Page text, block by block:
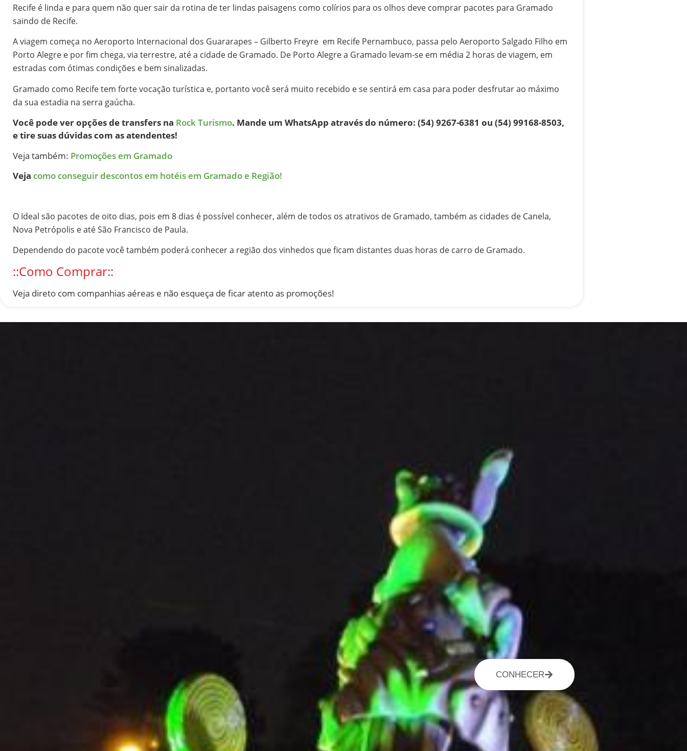
Recife é linda e para quem não quer sair da rotina de ter lindas paisagens como colírios para os olhos deve comprar pacotes para Gramado
saindo de Recife.
A viagem começa no Aeroporto Internacional dos Guararapes – Gilberto Freyre em Recife Pernambuco, passa pelo Aeroporto Salgado Filho em
Porto Alegre e por fim chega, via terrestre, até a cidade de Gramado. De Porto Alegre a Gramado levam-se em média 2 horas de viagem, em
estradas com ótimas condições e bem sinalizadas.
Gramado como Recife tem forte vocação turística e, portanto você será muito recebido e se sentirá em casa para poder desfrutar ao máximo
da sua estadia na serra gaúcha.
Você pode ver opções de transfers na Rock Turismo. Mande um WhatsApp através do número: (54) 9267-6381 ou (54) 99168-8503,
e tire suas dúvidas com as atendentes!
Veja também: Promoções em Gramado
Veja como conseguir descontos em hotéis em Gramado e Região!
O Ideal são pacotes de oito dias, pois em 8 dias é possível conhecer, além de todos os atrativos de Gramado, também as cidades de Canela,
Nova Petrópolis e até São Francisco de Paula.
Dependendo do pacote você também poderá conhecer a região dos vinhedos que ficam distantes duas horas de carro de Gramado.
::Como Comprar::
Veja direto com companhias aéreas e não esqueça de ficar atento as promoções!
CONHECER